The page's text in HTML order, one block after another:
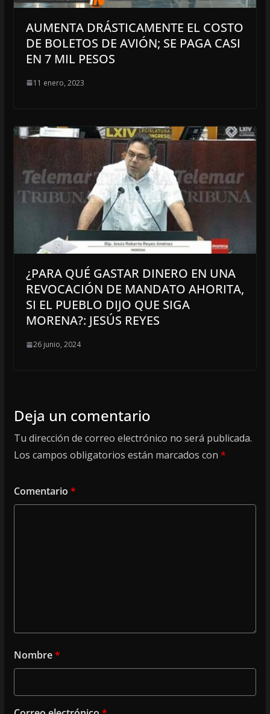
AUMENTA DRÁSTICAMENTE EL COSTO
DE BOLETOS DE AVIÓN; SE PAGA CASI
EN 7 MIL PESOS
11 enero, 2023
¿PARA QUÉ GASTAR DINERO EN UNA
REVOCACIÓN DE MANDATO AHORITA,
SI EL PUEBLO DIJO QUE SIGA
MORENA?: JESÚS REYES
26 junio, 2024
Deja un comentario
Tu dirección de correo electrónico no será publicada.
Los campos obligatorios están marcados con *
Comentario *
Nombre*